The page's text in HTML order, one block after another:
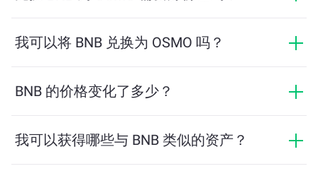
匿名。然而，如果您登录ChangeNOW Pro并完成验证，
我可以将 BNB 兑换为 OSMO 吗？
BNB，反之亦然。此外，ChangeNOW 还支持多链桥功
BNB 的价格变化了多少？
我可以获得哪些与 BNB 类似的资产？